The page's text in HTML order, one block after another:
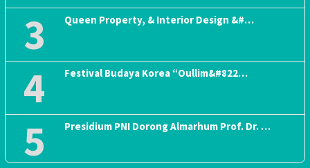
3 Queen Property, & Interior Design &#…
4 Festival Budaya Korea “Oullim&#822…
5 Presidium PNI Dorong Almarhum Prof. Dr. …